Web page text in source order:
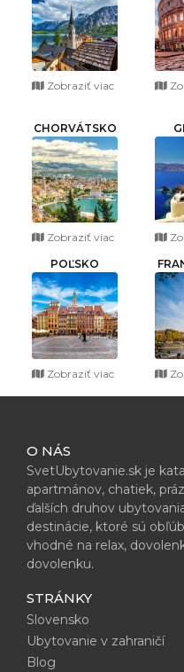
Zobraziť viac
CHORVÁTSKO
Zobraziť viac
POĽSKO
Zobraziť viac
O NÁS
SvetUbytovanie.sk je
apartmánov, chatiek,
ďalších druhov
destinácie, ktoré sú
vhodné na relax,
dovolenku.
STRÁNKY
Slovensko
Ubytovanie v zahraničí
Blog